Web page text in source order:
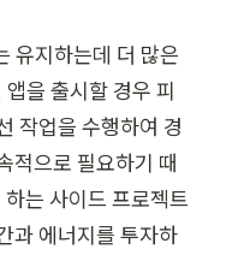
유지하는데 더 많은
을 출시할 경우 피
작업을 수행하여 경
적으로 필요하기 때
는 사이드 프로젝트
과 에너지를 투자하